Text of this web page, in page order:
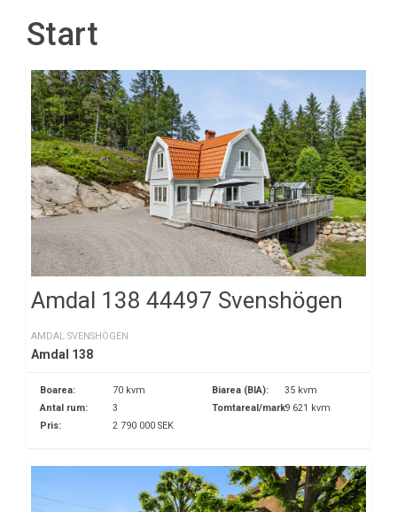
Start
Amdal 138 44497 Svenshögen
AMDAL SVENSHÖGEN
Amdal 138
Boarea:
70 kvm
Antal rum:
3
Pris:
2 790 000 SEK
Biarea (BIA):
35 kvm
Tomtareal/mark:9 621 kvm